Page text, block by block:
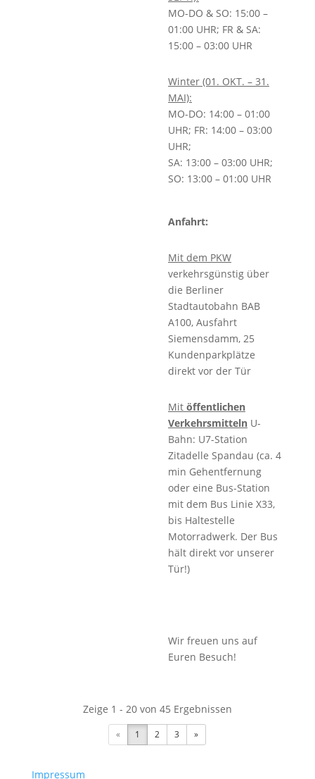
MO-DO & SO: 15:00 –
01:00 UHR; FR & SA:
15:00 – 03:00 UHR
Winter (01. OKT. – 31.
MAI):
MO-DO: 14:00 – 01:00
UHR; FR: 14:00 – 03:00
UHR;
SA: 13:00 – 03:00 UHR;
SO: 13:00 – 01:00 UHR
Anfahrt:
Mit dem PKW
verkehrsgünstig über
die Berliner
Stadtautobahn BAB
A100, Ausfahrt
Siemensdamm, 25
Kundenparkplätze
direkt vor der Tür
Mit öffentlichen
VerkehrsmittelnU-
Bahn: U7-Station
Zitadelle Spandau (ca. 4
min Gehentfernung
oder eine Bus-Station
mit dem Bus Linie X33,
bis Haltestelle
Motorradwerk. Der Bus
hält direkt vor unserer
Tür!)
Wir freuen uns auf
Euren Besuch!
Zeige 1 - 20 von 45 Ergebnissen
« 1 2 3 »
Impressum